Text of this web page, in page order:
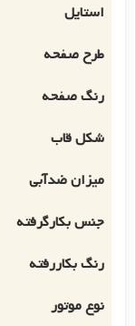
استایل
طرح صفحه
رنگ صفحه
شکل قاب
میزان ضدآبی
جنس بکارگرفته
رنگ بکاررفته
نوع موتور